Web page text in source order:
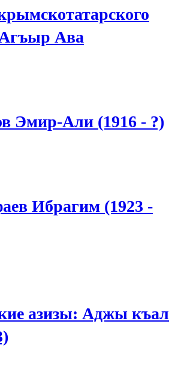
Ава
Эмир-Али (1916 - ?)
Ибрагим (1923 -
азизы: Аджы къал